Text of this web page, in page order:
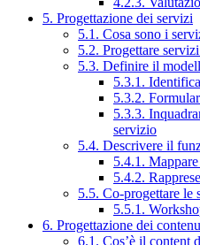
5. Progettazione dei servizi
5.1. Cosa sono i
5.2. Progettare
5.3. Definire il
5.3.1.
5.3.2.
5.3.3.
servizio
5.4. Descrivere il
5.4.1. Mappare
5.4.2.
5.5. Co-progettare le
5.5.1.
6. Progettazione dei
6.1. Cos’è il content